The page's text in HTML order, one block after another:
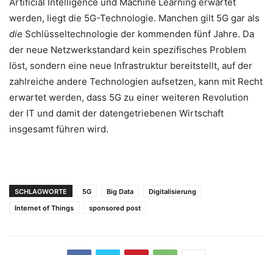
werden, liegt die 5G-Technologie. Manchen gilt 5G gar als
die Schlüsseltechnologie der kommenden fünf Jahre. Da
der neue Netzwerkstandard kein spezifisches Problem
löst, sondern eine neue Infrastruktur bereitstellt, auf der
zahlreiche andere Technologien aufsetzen, kann mit Recht
erwartet werden, dass 5G zu einer weiteren Revolution
der IT und damit der datengetriebenen Wirtschaft
insgesamt führen wird.
SCHLAGWORTE 5G Big Data
Digitalisierung
Internet of Things
sponsored post